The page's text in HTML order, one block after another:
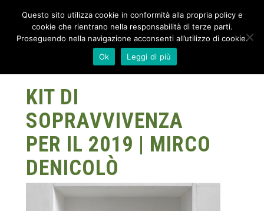
KIT DI
SOPRAVVIVENZA
PER IL 2019 | MIRCO
DENICOLÒ
Questo sito utilizza cookie in conformità alla propria policy e
cookie che rientrano nella responsabilità di terze parti.
Proseguendo nella navigazione acconsenti all’utilizzo di cookie.
Ok
Leggi di più